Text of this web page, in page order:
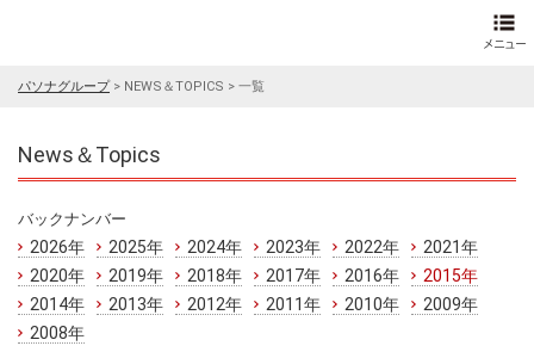
パソナグループ> NEWS＆TOPICS > 一覧
News＆Topics
バックナンバー
2026年 2025年 2024年 2023年 2022年
2021年
2020年
2019年 2018年 2017年 2016年
2015年
2014年
2013年 2012年 2011年 2010年
2009年
2008年